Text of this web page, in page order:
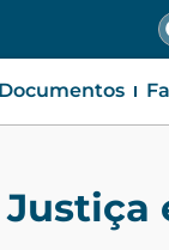
Documentos